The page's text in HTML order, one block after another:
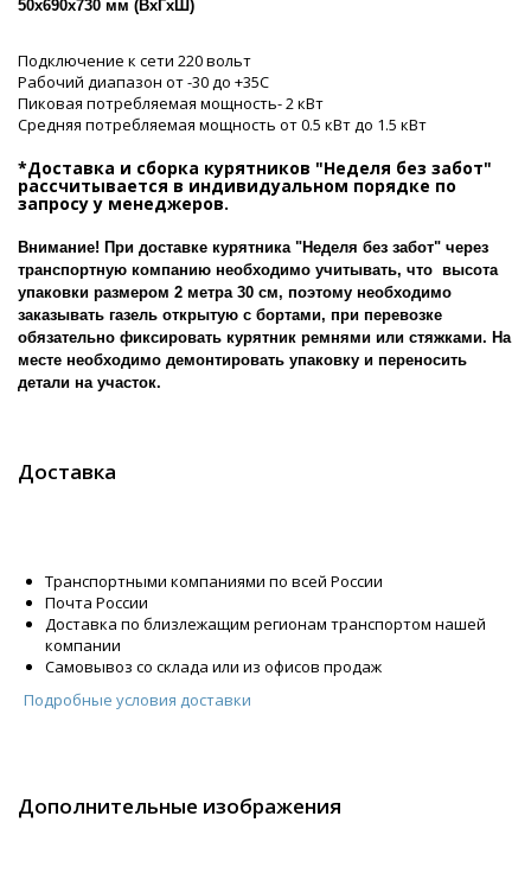
50х690х730 мм (ВхГхШ)
Подключение к сети 220 вольт
Рабочий диапазон от -30 до +35С
Пиковая потребляемая мощность- 2 кВт
Средняя потребляемая мощность от 0.5 кВт до 1.5 кВт
*Доставка и сборка курятников "Неделя без забот"
рассчитывается в индивидуальном порядке по
запросу у менеджеров.
Внимание! При доставке курятника "Неделя без забот" через
транспортную компанию необходимо учитывать, что высота
упаковки размером 2 метра 30 см, поэтому необходимо
заказывать газель открытую с бортами, при перевозке
обязательно фиксировать курятник ремнями или стяжками. На
месте необходимо демонтировать упаковку и переносить
детали на участок.
Доставка
Транспортными компаниями по всей России
Почта России
Доставка по близлежащим регионам транспортом нашей
компании
Самовывоз со склада или из офисов продаж
Подробные условия доставки
Дополнительные изображения